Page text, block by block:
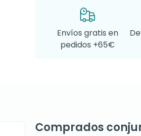
Envíos gratis en
pedidos +65€
Comprados